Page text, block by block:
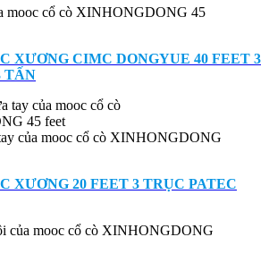
mooc cổ cò XINHONGDONG 45
XƯƠNG CIMC DONGYUE 40 FEET 3
TẤN
của mooc cổ cò XINHONGDONG
XƯƠNG 20 FEET 3 TRỤC PATEC